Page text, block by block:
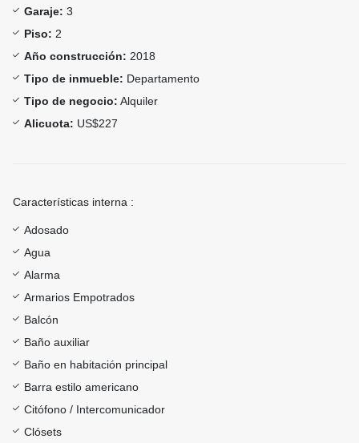
Garaje: 3
Piso: 2
Año construcción: 2018
Tipo de inmueble: Departamento
Tipo de negocio: Alquiler
Alicuota: US$227
Características interna :
Adosado
Agua
Alarma
Armarios Empotrados
Balcón
Baño auxiliar
Baño en habitación principal
Barra estilo americano
Citófono / Intercomunicador
Clósets